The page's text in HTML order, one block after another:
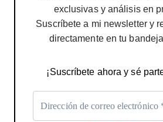
exclusivas y análisis en
Suscríbete a mi newsletter y
directamente en tu
¡Suscríbete ahora y sé